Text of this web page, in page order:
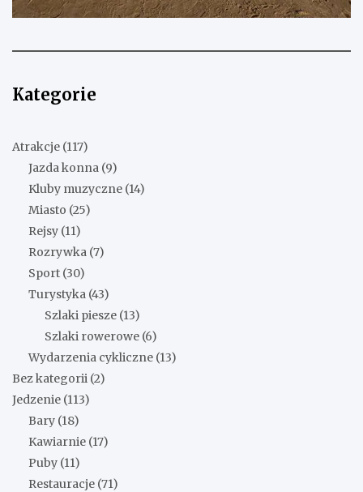
Kategorie
Atrakcje (117)
Jazda konna (9)
Kluby muzyczne (14)
Miasto (25)
Rejsy (11)
Rozrywka (7)
Sport (30)
Turystyka (43)
Szlaki piesze (13)
Szlaki rowerowe (6)
Wydarzenia cykliczne (13)
Bez kategorii (2)
Jedzenie (113)
Bary (18)
Kawiarnie (17)
Puby (11)
Restauracje (71)